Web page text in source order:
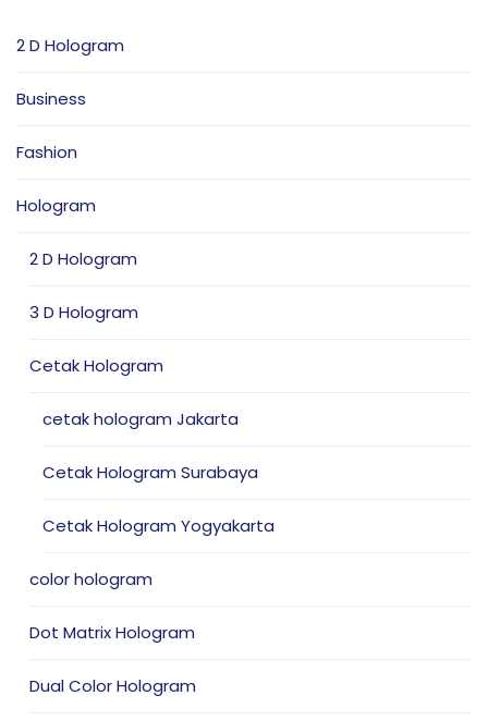
2 D Hologram
Business
Fashion
Hologram
2 D Hologram
3 D Hologram
Cetak Hologram
cetak hologram Jakarta
Cetak Hologram Surabaya
Cetak Hologram Yogyakarta
color hologram
Dot Matrix Hologram
Dual Color Hologram